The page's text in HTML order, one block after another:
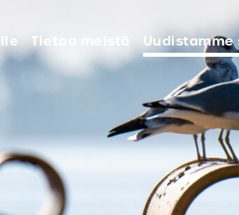
Tietoa meistä Uudistamme